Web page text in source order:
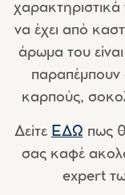
χαρακτηριστικά
να έχει από
άρωμα του
παραπέμπουν
καρπούς,
Δείτε ΕΔΩ πως
σας καφέ
expert